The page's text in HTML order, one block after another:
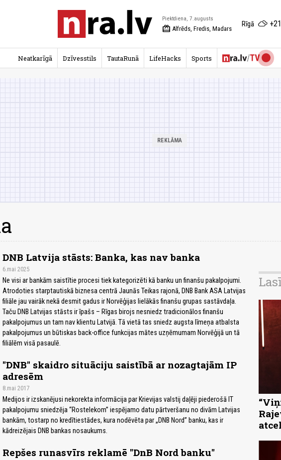
Piektdiena, 7.augusts
redeem Alfrēds, Fredis, Madars
Rīgā
Neatkarīgā Dzīvesstils TautaRunā LifeHacks Sports
DNB Latvija stāsts: Banka, kas nav banka
6.mai 2025
Ne visi ar bankām saistītie procesi tiek kategorizēti kā banku un finanšu pakalpojumi.
Atrodoties starptautiskā biznesa centrā Jaunās Teikas rajonā, DNB Bank ASA Latvijas
filiāle jau vairāk nekā desmit gadus ir Norvēģijas lielākās finanšu grupas sastāvdaļa.
Taču DNB Latvijas stāsts ir īpašs – Rīgas birojs nesniedz tradicionālos finanšu
pakalpojumus un tam nav klientu Latvijā. Tā vietā tas sniedz augsta līmeņa atbalsta
pakalpojumus un būtiskas back-office funkcijas mātes uzņēmumam Norvēģijā un tā
filiālēm visā pasaulē.
"DNB" skaidro situāciju saistībā ar nozagtajām IP
adresēm
8.mai 2017
Medijos ir izskanējusi nekorekta informācija par Krievijas valstij daļēji piederošā IT
pakalpojumu sniedzēja “Rostelekom” iespējamo datu pārtveršanu no divām Latvijas
bankām, tostarp no kredītiestādes, kura nodēvēta par „DNB Nord” banku, kas ir
kādreizējais DNB bankas nosaukums.
Repšes runasvīrs reklamē "DnB Nord banku"